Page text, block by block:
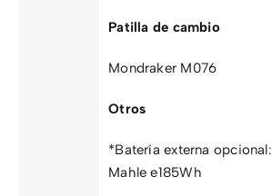
Patilla de cambio
Mondraker M076
Otros
*Batería externa opcional:
Mahle e185Wh